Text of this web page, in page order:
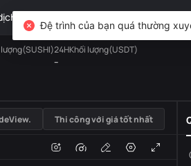
TradFi
24HKhối lượng(USDT)
--
USDT
Âm lượng
Thi công với giá tốt nhất
Đệ trình của bạn quá thường